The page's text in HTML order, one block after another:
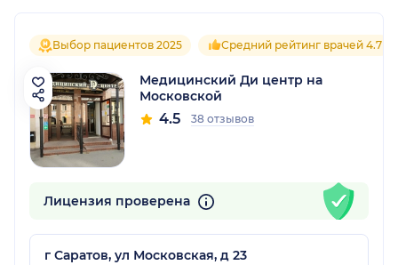
Выбор пациентов 2025 Средний рейтинг врачей 4.7
Медицинский Ди центр на
Московской
4.5 38 отзывов
Лицензия проверена
г Саратов, ул Московская, д 23